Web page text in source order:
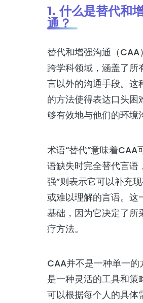
1. 什么是替代和
通？
替代和增强沟通（CAA
跨学科领域，涵盖了所
言以外的沟通手段。这
的方法使得表达口头困
够有效地与他们的环境
术语“替代”意味着CAA
语缺失时完全替代言语
强”则表示它可以补充
或难以理解的言语。这
基础，因为它决定了所
疗方法。
CAA并不是一种单一的
是一种灵活的工具和策
可以根据每个人的具体